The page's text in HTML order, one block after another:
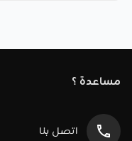
مساعدة ؟
اتصل بنا